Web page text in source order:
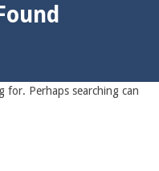
for. Perhaps searching can